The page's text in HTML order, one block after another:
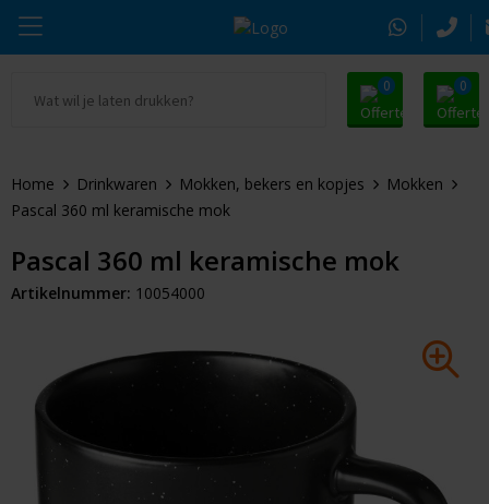
0 0
Drinkwaren
Tassen & Reizen
Elektronica & Gadgets
Sleutelhangers & Tools
Alle promosnoepje
Zomer
Kerst
Eindejaarsgeschenken
Alle geefmomenten
Thule
Alle merken
Home Drinkwaren Mokken, bekers en kopjes
Mokken
Pascal 360 ml keramische mok
Pascal 360 ml keramische mok
Artikelnummer: 10054000